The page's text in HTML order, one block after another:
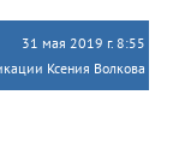
31 мая 2019 г. 8:55
Ксения Волкова